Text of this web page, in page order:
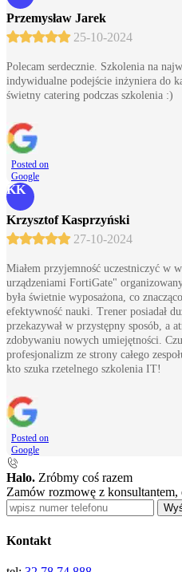
Przemysław Jarek
25-10-2024
Polecam serdecznie. Szkolenia na
indywidualne podejście inżyniera do
świetny catering podczas szkolenia :)
Posted on
Google
KK
Krzysztof Kasprzyński
27-10-2024
Miałem przyjemność uczestniczyć w
urządzeniami FortiGate"
była świetnie wyposażona, co
efektywność nauki. Trener posiadał
przekazywał w przystępny sposób, a
zdobywaniu nowych umiejętności.
profesjonalizm ze strony całego
kto szuka rzetelnego szkolenia IT!
Posted on
Google
Halo. Zróbmy coś razem
Zamów rozmowę z
Kontakt